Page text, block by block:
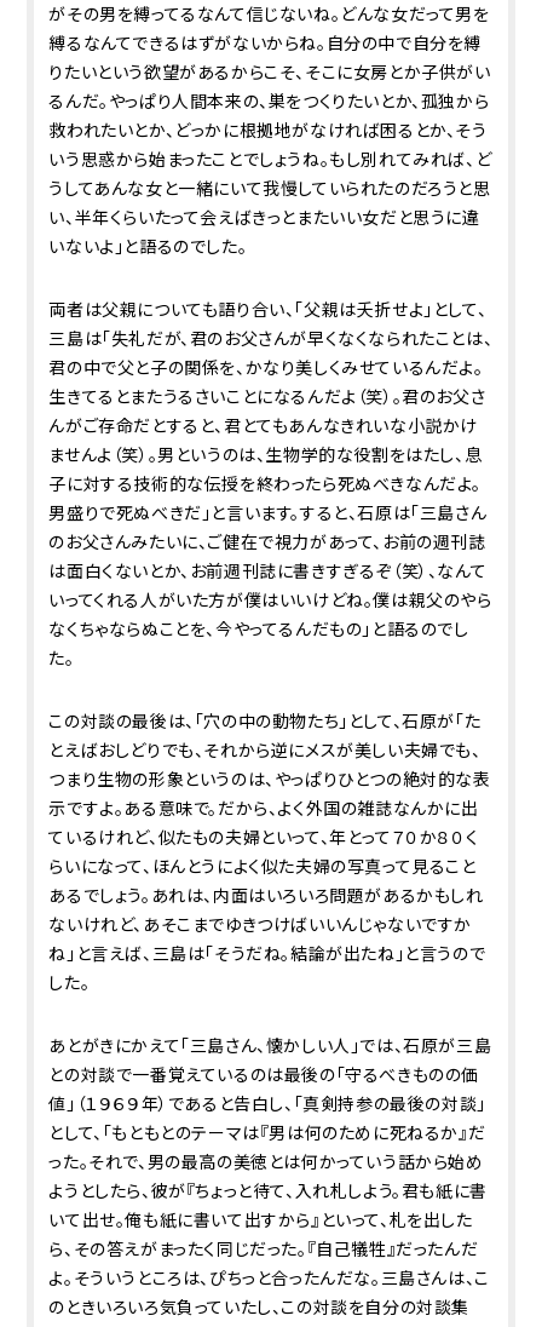
がその男を縛ってるなんて信じないね。どんな女だって男を
縛るなんてできるはずがないからね。自分の中で自分を縛
りたいという欲望があるからこそ、そこに女房とか子供がい
るんだ。やっぱり人間本来の、巣をつくりたいとか、孤独から
救われたいとか、どっかに根拠地がなければ困るとか、そう
いう思惑から始まったことでしょうね。もし別れてみれば、ど
うしてあんな女と一緒にいて我慢していられたのだろうと思
い、半年くらいたって会えばきっとまたいい女だと思うに違
いないよ」と語るのでした。
両者は父親についても語り合い、「父親は夭折せよ」として、
三島は「失礼だが、君のお父さんが早くなくなられたことは、
君の中で父と子の関係を、かなり美しくみせているんだよ。
生きてるとまたうるさいことになるんだよ（笑）。君のお父さ
んがご存命だとすると、君とてもあんなきれいな小説かけ
ませんよ（笑）。男というのは、生物学的な役割をはたし、息
子に対する技術的な伝授を終わったら死ぬべきなんだよ。
男盛りで死ぬべきだ」と言います。すると、石原は「三島さん
のお父さんみたいに、ご健在で視力があって、お前の週刊誌
は面白くないとか、お前週刊誌に書きすぎるぞ（笑）、なんて
いってくれる人がいた方が僕はいいけどね。僕は親父のやら
なくちゃならぬことを、今やってるんだもの」と語るのでし
た。
この対談の最後は、「穴の中の動物たち」として、石原が「た
とえばおしどりでも、それから逆にメスが美しい夫婦でも、
つまり生物の形象というのは、やっぱりひとつの絶対的な表
示ですよ。ある意味で。だから、よく外国の雑誌なんかに出
ているけれど、似たもの夫婦といって、年とって７０か８０く
らいになって、ほんとうによく似た夫婦の写真って見ること
あるでしょう。あれは、内面はいろいろ問題があるかもしれ
ないけれど、あそこまでゆきつけばいいんじゃないですか
ね」と言えば、三島は「そうだね。結論が出たね」と言うので
した。
あとがきにかえて「三島さん、懐かしい人」では、石原が三島
との対談で一番覚えているのは最後の「守るべきものの価
値」（１９６９年）であると告白し、「真剣持参の最後の対談」
として、「もともとのテーマは『男は何のために死ねるか』だ
った。それで、男の最高の美徳とは何かっていう話から始め
ようとしたら、彼が『ちょっと待て、入れ札しよう。君も紙に書
いて出せ。俺も紙に書いて出すから』といって、札を出した
ら、その答えがまったく同じだった。『自己犠牲』だったんだ
よ。そういうところは、ぴちっと合ったんだな。三島さんは、こ
のときいろいろ気負っていたし、この対談を自分の対談集